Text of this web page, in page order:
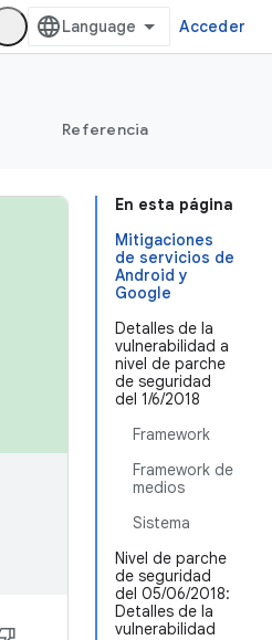
Acceder
Referencia
En esta página
Mitigaciones
de servicios de
Android y
Google
Detalles de la
vulnerabilidad a
nivel de parche
de seguridad
del 1/6/2018
Framework
Framework de
medios
Sistema
Nivel de parche
de seguridad
del 05/06/2018:
Detalles de la
vulnerabilidad